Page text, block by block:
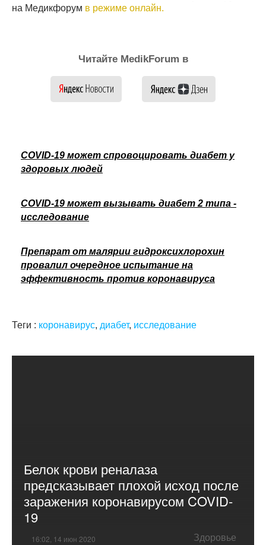
на Медикфорум в режиме онлайн.
Читайте MedikForum в
COVID-19 может спровоцировать диабет у
здоровых людей
COVID-19 может вызывать диабет 2 типа -
исследование
Препарат от малярии гидроксихлорохин
провалил очередное испытание на
эффективность против коронавируса
Теги : коронавирус, диабет, исследование
Белок крови реналаза
предсказывает плохой исход после
заражения коронавирусом COVID-
19
16:02, 14 июн 2020 Здоровье